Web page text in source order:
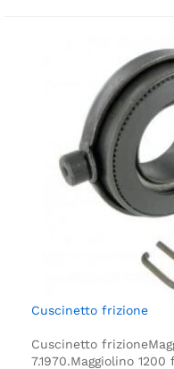
Cuscinetto frizione
Cuscinetto frizione
7.1970.Maggiolino 1200